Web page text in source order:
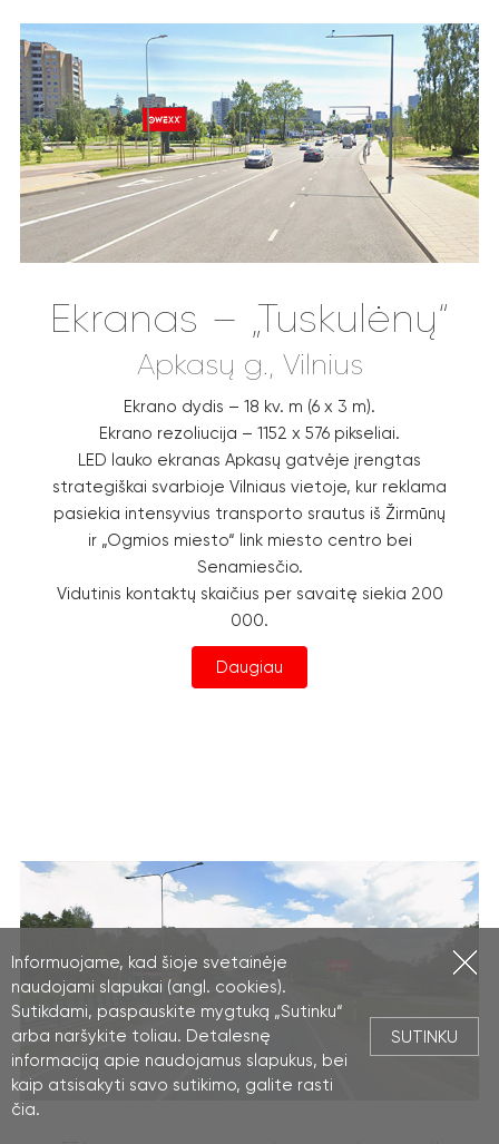
Informuojame, kad šioje svetainėje
naudojami slapukai (angl. cookies).
Sutikdami, paspauskite mygtuką „Sutinku“
arba naršykite toliau. Detalesnę
informaciją apie naudojamus slapukus, bei
kaip atsisakyti savo sutikimo, galite rasti
čia.
SUTINKU
Ekranas – „Tuskulėnų“
Apkasų g., Vilnius
Ekrano dydis – 18 kv. m (6 x 3 m).
Ekrano rezoliucija – 1152 x 576 pikseliai.
LED lauko ekranas Apkasų gatvėje įrengtas
strategiškai svarbioje Vilniaus vietoje, kur reklama
pasiekia intensyvius transporto srautus iš Žirmūnų
ir „Ogmios miesto“ link miesto centro bei
Senamiesčio.
Vidutinis kontaktų skaičius per savaitę siekia 200
000.
Daugiau